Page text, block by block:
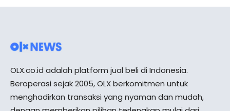
OLX.co.id adalah platform jual beli di Indonesia.
Beroperasi sejak 2005, OLX berkomitmen untuk
menghadirkan transaksi yang nyaman dan mudah,